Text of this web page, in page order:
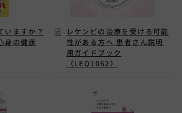
【RMP】レミトロ患者向け資材
いますか？
身の健康
レケンビの治療を受ける可能
性がある方へ 患者さん説明
用ガイドブック
（LEQ1062）